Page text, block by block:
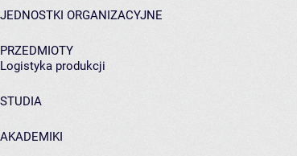
JEDNOSTKI ORGANIZACYJNE
PRZEDMIOTY
Logistyka produkcji
STUDIA
AKADEMIKI